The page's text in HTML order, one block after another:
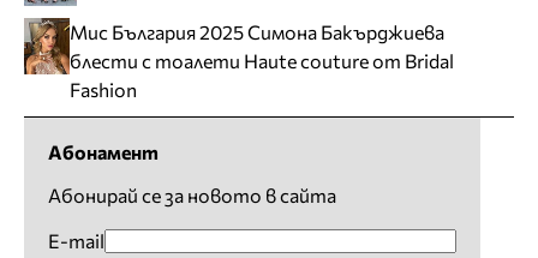
Мис България 2025 Симона Бакърджиева
блести с тоалети Haute couture от Bridal
Fashion
Абонамент
Абонирай се за новото в сайта
E-mail